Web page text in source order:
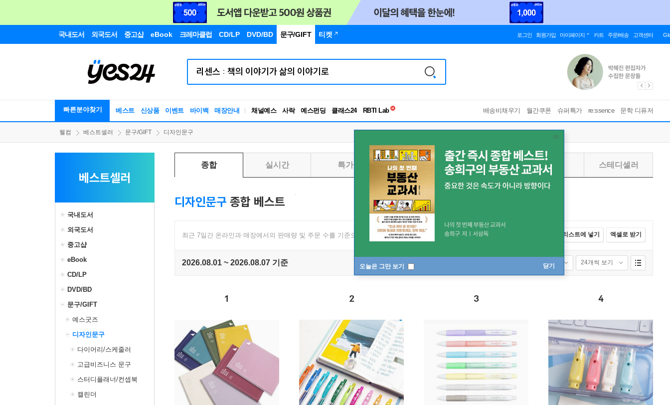
국내도서 외국도서 중고샵 eBook 크레마클럽 CD/LP DVD/BD 문구/GIFT 티켓 로그인 회원가입 마이페이지 카트 주문/배송 고객센터
빠른분야찾기 베스트 신상품 이벤트 바이백 매장안내 채널예스 사락 예스펀딩 클래스24
독서유형검사
배송비채우기 월간쿠폰 슈퍼특가 re:ssence 문학 디퓨저
오늘은 그만 보기 닫기
웰컴 베스트셀러 문구/GIFT 디자인문구
베스트셀러
국내도서
외국도서
중고샵
eBook
CD/LP
DVD/BD
문구/GIFT
예스굿즈
디자인문구
다이어리/스케줄러
고급비즈니스 문구
스터디플래너/컨셉북
캘린더
종합 실시간 특가 일별 주별 월별 스테디셀러
디자인문구 종합 베스트
최근 7일간 온라인과 매장에서의 판매량 및 주문 수를 기준으로 매일 1회 집계됩니다. 전체선택 카트에 넣기 리스트에 넣기 엑셀로 받기
2026.08.01 ~ 2026.08.07 기준 품절포함 24개씩 보기
1 2 3 4